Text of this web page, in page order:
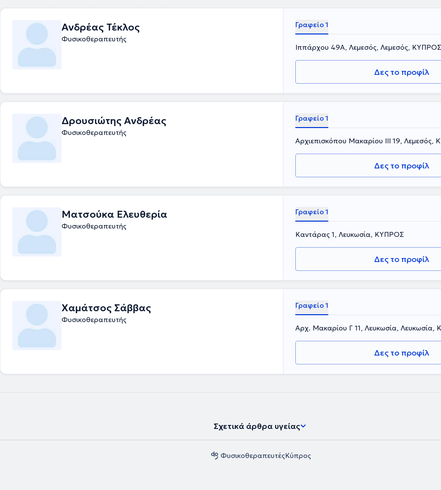
Ανδρέας Τέκλος
Φυσικοθεραπευτής
Γραφείο 1
Ιππάρχου 49Α, Λεμεσός, Λεμεσός, ΚΥΠΡΟΣ
Δες το προφίλ
Δρουσιώτης Ανδρέας
Φυσικοθεραπευτής
Γραφείο 1
Αρχιεπισκόπου Μακαρίου ΙΙΙ 19,
Δες το προφίλ
Ματσούκα Ελευθερία
Φυσικοθεραπευτής
Γραφείο 1
Καντάρας 1, Λευκωσία, ΚΥΠΡΟΣ
Δες το προφίλ
Χαμάτσος Σάββας
Φυσικοθεραπευτής
Γραφείο 1
Αρχ. Μακαρίου Γ 11, Λευκωσία, Λευκωσία,
Δες το προφίλ
Σχετικά άρθρα υγείας
ΦυσικοθεραπευτέςΚύπρος